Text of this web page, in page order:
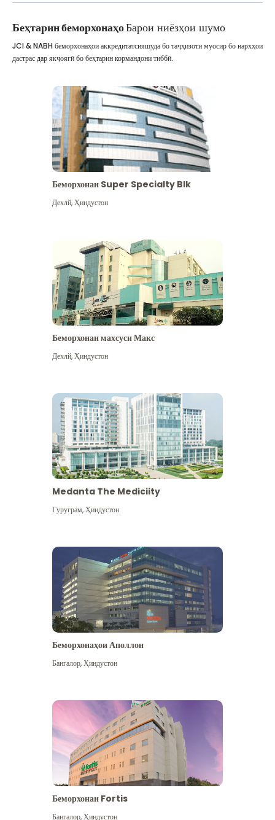
Беҳтарин беморхонаҳоБарои ниёзҳои шумо
Бештар дидан
JCI & NABH беморхонаҳои аккредитатсияшуда бо таҷҳизоти муосир бо нархҳои
дастрас дар якҷоягӣ бо беҳтарин кормандони тиббӣ.
Беморхонаи Super Specialty Blk
Дехлй,Ҳиндустон
Беморхонаи махсуси Макс
Дехлй,Ҳиндустон
Medanta The Mediciity
Гуруграм,Ҳиндустон
Беморхонаҳои Аполлон
Бангалор,Ҳиндустон
Беморхонаи Fortis
Бангалор,Ҳиндустон